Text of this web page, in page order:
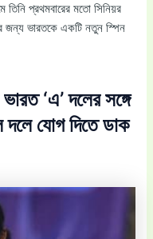
তিনি প্রথমবারের মতো সিনিয়র
জন্য ভারতকে একটি নতুন স্পিন
‘এ’ দলের সঙ্গে
দলে যোগ দিতে ডাক